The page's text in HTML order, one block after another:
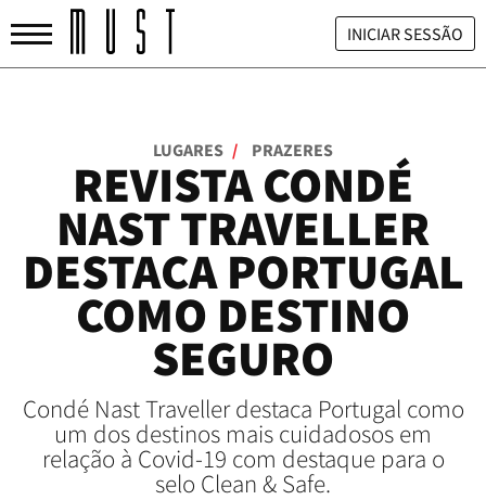
INICIAR SESSÃO
LUGARES / PRAZERES
REVISTA CONDÉ
NAST TRAVELLER
DESTACA PORTUGAL
COMO DESTINO
SEGURO
Condé Nast Traveller destaca Portugal como
um dos destinos mais cuidadosos em
relação à Covid-19 com destaque para o
selo Clean & Safe.